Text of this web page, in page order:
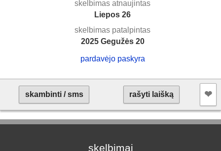
skelbimas atnaujintas
Liepos 26
skelbimas patalpintas
2025 Gegužės 20
pardavėjo paskyra
skambinti / sms rašyti laišką ❤︎
skelbimai